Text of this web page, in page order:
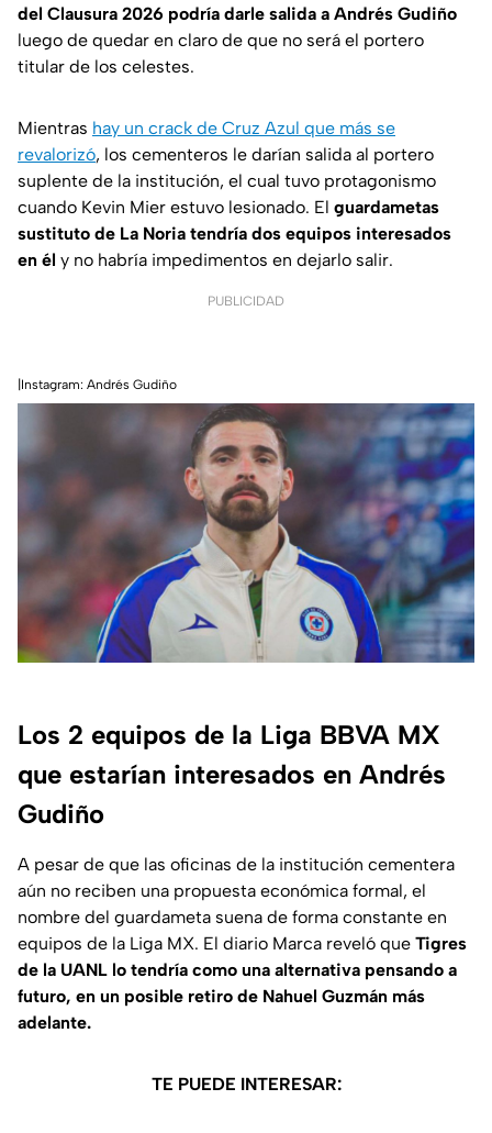
del Clausura 2026 podría darle salida a Andrés Gudiño
luego de quedar en claro de que no será el portero
titular de los celestes.
Mientras hay un crack de Cruz Azul que más se
revalorizó, los cementeros le darían salida al portero
suplente de la institución, el cual tuvo protagonismo
cuando Kevin Mier estuvo lesionado. El guardametas
sustituto de La Noria tendría dos equipos interesados
en él y no habría impedimentos en dejarlo salir.
PUBLICIDAD
|Instagram: Andrés Gudiño
Los 2 equipos de la Liga BBVA MX
que estarían interesados en Andrés
Gudiño
A pesar de que las oficinas de la institución cementera
aún no reciben una propuesta económica formal, el
nombre del guardameta suena de forma constante en
equipos de la Liga MX. El diario Marca reveló que Tigres
de la UANL lo tendría como una alternativa pensando a
futuro, en un posible retiro de Nahuel Guzmán más
adelante.
TE PUEDE INTERESAR: